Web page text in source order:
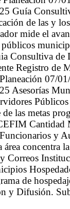
Guía
de las y
mide el
Consultiva
Registro de
07/
Asesorías
las metas
y
área
Correos
de
y Difusión.